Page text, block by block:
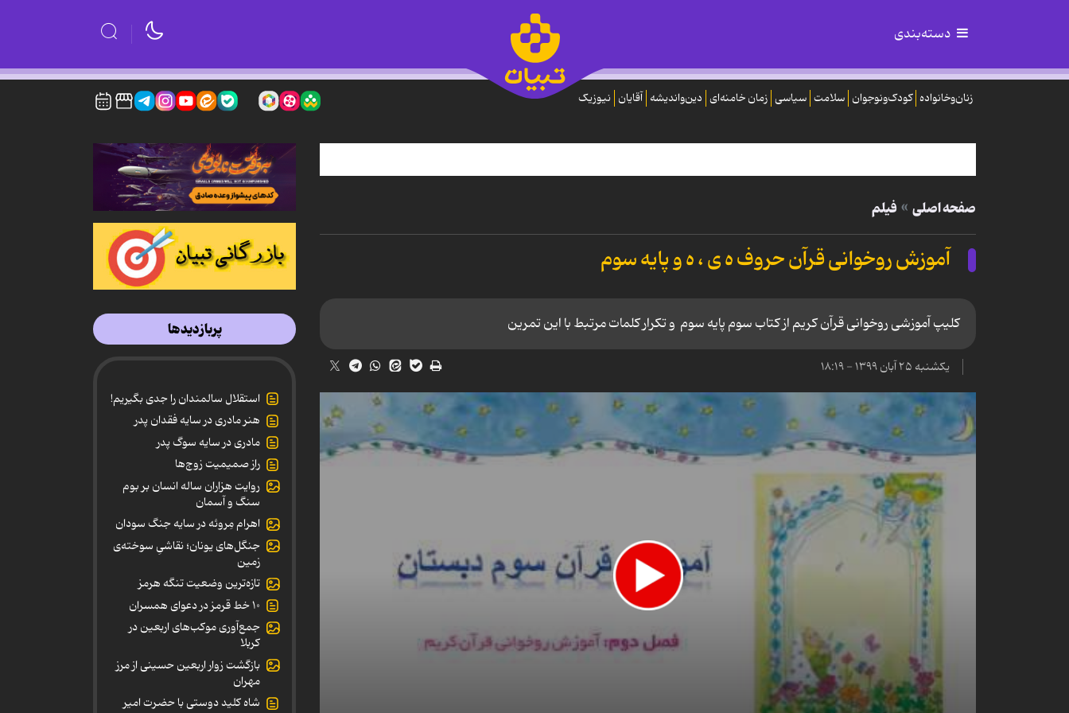
دسته‌بندی
زنان‌وخانواده کودک‌ونوجوان سلامت سیاسی زمان خامنه‌ای دین‌واندیشه آقایان نیوزیک
صفحه اصلی فیلم
آموزش روخوانی قرآن حروف ه ی ، ه و پایه سوم
کلیپ آموزشی روخوانی قرآن کریم از کتاب سوم پایه سوم و تکرار کلمات مرتبط با این تمرین
یکشنبه ۲۵ آبان ۱۳۹۹ - ۱۸:۱۹
پربازدیدها
استقلال سالمندان را جدی بگیریم!
هنر مادری در سایه‌ فقدان پدر
مادری در سایه سوگ پدر
راز صمیمیت زوج‌ها
روایت هزاران ساله انسان بر بوم
سنگ و آسمان
اهرام مِروئه در سایه جنگ سودان
جنگل‌های یونان؛ نقاشیِ سوخته‌ی
زمین
تازه‌ترین وضعیت تنگه هرمز
۱۰ خط قرمز در دعوای همسران
جمع‌آوری موکب‌های اربعین در
کربلا
بازگشت زوار اربعین حسینی از مرز
مهران
شاه کلید دوستی با حضرت امیر